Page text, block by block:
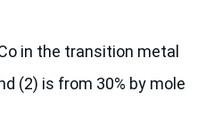
in the transition metal
(2) is from 30% by mole